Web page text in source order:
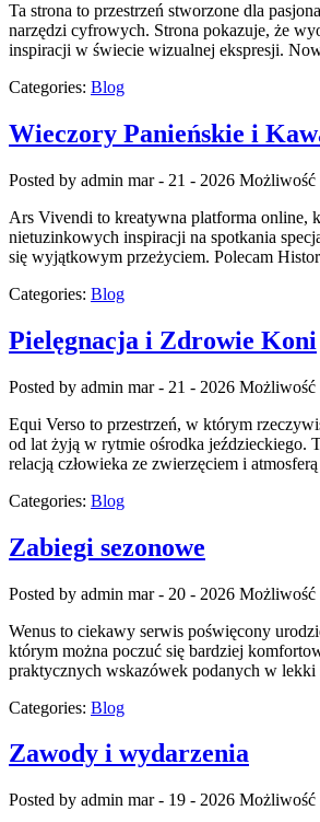
Ta strona to przestrzeń stworzone dla
narzędzi cyfrowych. Strona pokazuje, że
inspiracji w świecie wizualnej ekspresji.
Categories: Blog
Wieczory Panieńskie i
Posted by admin mar - 21 - 2026 Możliwość
Ars Vivendi to kreatywna platforma online,
nietuzinkowych inspiracji na spotkania
się wyjątkowym przeżyciem. Polecam
Categories: Blog
Pielęgnacja i Zdrowie Koni
Posted by admin mar - 21 - 2026 Możliwość
Equi Verso to przestrzeń, w którym
od lat żyją w rytmie ośrodka jeździeckiego.
relacją człowieka ze zwierzęciem i
Categories: Blog
Zabiegi sezonowe
Posted by admin mar - 20 - 2026 Możliwość
Wenus to ciekawy serwis poświęcony
którym można poczuć się bardziej
praktycznych wskazówek podanych w
Categories: Blog
Zawody i wydarzenia
Posted by admin mar - 19 - 2026 Możliwość